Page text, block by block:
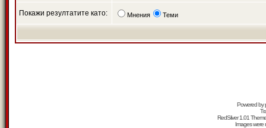
Покажи резултатите като: Мнения Теми
Powered by
RedSilver 1.01
Images were